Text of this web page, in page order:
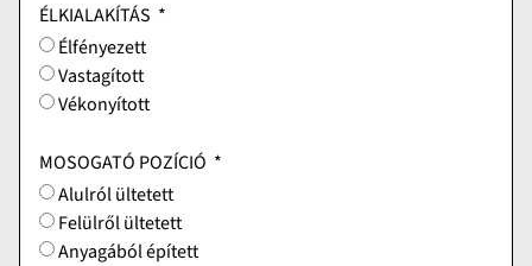
ÉLKIALAKÍTÁS
Élfényezett
Vastagított
Vékonyított
MOSOGATÓ POZÍCIÓ
Alulról ültetett
Felülről ültetett
Anyagából épített